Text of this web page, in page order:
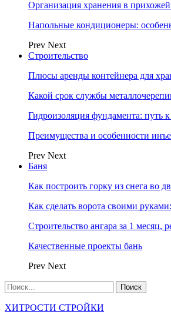
Организация хранения в
Напольные кондиционеры:
Prev Next
Строительство
Плюсы аренды контейнера для
Какой срок службы
Гидроизоляция фундамента: путь
Преимущества и особенности
Prev Next
Баня
Как построить горку из снега во
Как сделать ворота своими
Строительство ангара за 1 месяц,
Качественные проекты бань
Prev Next
ХИТРОСТИ СТРОЙКИ